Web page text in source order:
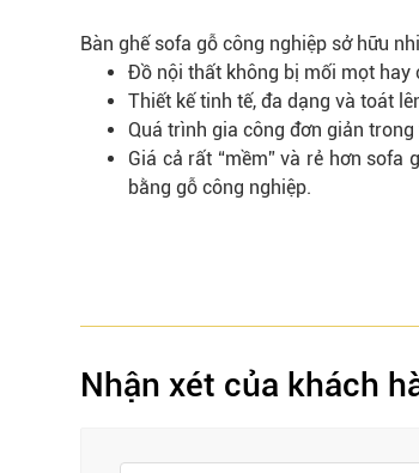
Bàn ghế sofa gỗ công nghiệp sở hữu
Đồ nội thất không bị mối mọt hay
Thiết kế tinh tế, đa dạng và toát
Quá trình gia công đơn giản
Giá cả rất “mềm” và rẻ hơn
bằng gỗ công nghiệp.
Nhận xét của khách